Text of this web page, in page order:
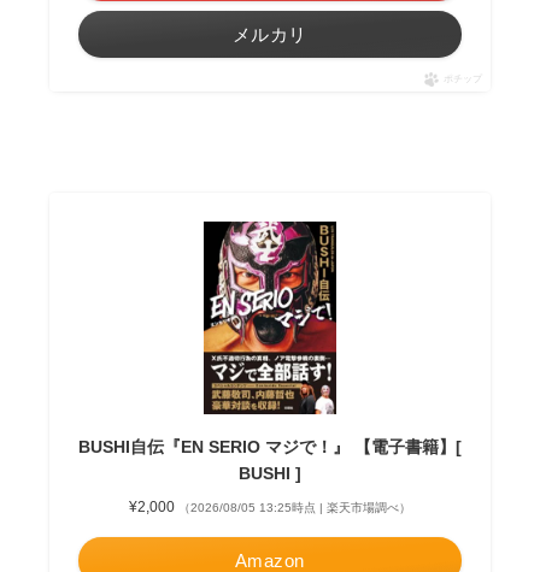
メルカリ
ポチップ
BUSHI自伝『EN SERIO マジで！』 【電子書籍】[
BUSHI ]
¥2,000 （2026/08/05 13:25時点 | 楽天市場調べ）
Amazon